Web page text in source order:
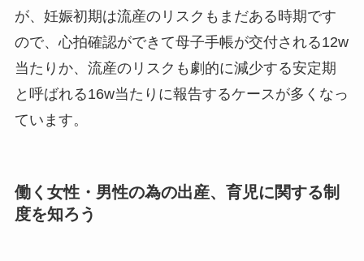
が、妊娠初期は流産のリスクもまだある時期です
ので、心拍確認ができて母子手帳が交付される12w
当たりか、流産のリスクも劇的に減少する安定期
と呼ばれる16w当たりに報告するケースが多くなっ
ています。
働く女性・男性の為の出産、育児に関する制
度を知ろう